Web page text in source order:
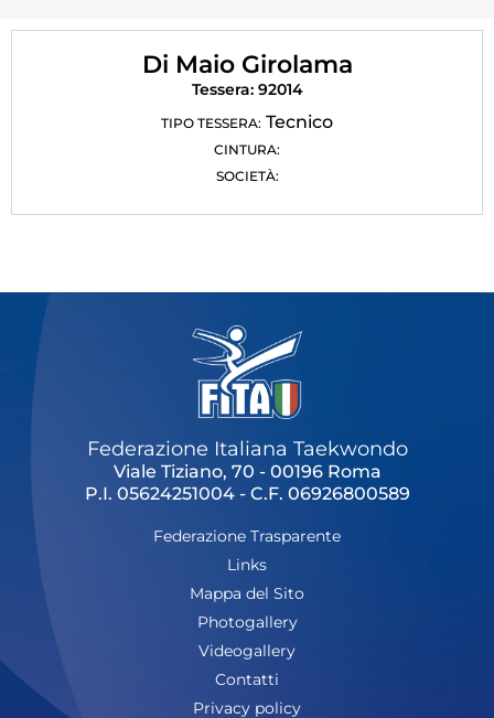
Links
Mappa del sito
Cookie policy
Feed
Dove siamo
Federazione Trasparente
Fita HUB
Di Maio Girolama
Tessera: 92014
TIPO TESSERA: Tecnico
CINTURA:
SOCIETÀ:
Federazione Italiana Taekwondo
Viale Tiziano, 70 - 00196 Roma
P.I. 05624251004 - C.F. 06926800589
Federazione Trasparente
Links
Mappa del Sito
Photogallery
Videogallery
Contatti
Privacy policy